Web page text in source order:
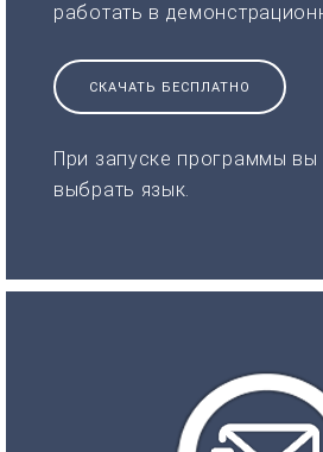
работать в
СКАЧАТЬ БЕСПЛАТНО
При запуске программы
выбрать язык.